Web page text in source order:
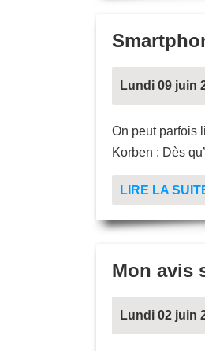
Lundi 09 juin
On peut parfois
Korben : Dès
LIRE LA
Mon avis
Lundi 02 juin